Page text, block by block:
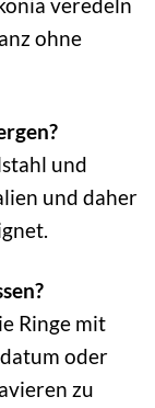
veredeln
ohne
und
und daher
Ringe mit
oder
zu